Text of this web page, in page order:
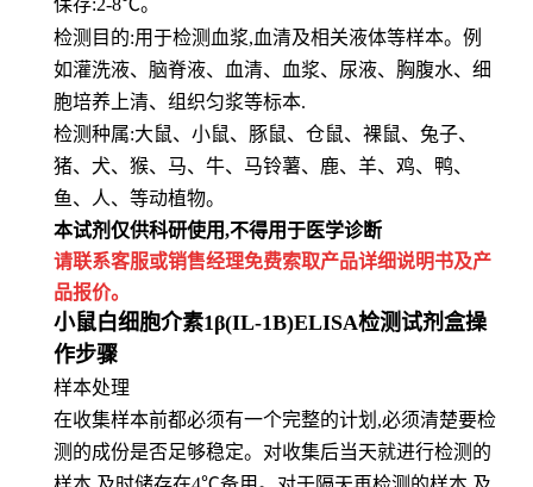
保存:2-8℃。
检测目的:用于检测血浆,血清及相关液体等样本。例
如灌洗液、脑脊液、血清、血浆、尿液、胸腹水、细
胞培养上清、组织匀浆等标本.
检测种属:大鼠、小鼠、豚鼠、仓鼠、裸鼠、兔子、
猪、犬、猴、马、牛、马铃薯、鹿、羊、鸡、鸭、
鱼、人、等动植物。
本试剂仅供科研使用,不得用于医学诊断
请联系客服或销售经理免费索取产品详细说明书及产
品报价。
小鼠白细胞介素1β(IL-1B)ELISA检测试剂盒操
作步骤
样本处理
在收集样本前都必须有一个完整的计划,必须清楚要检
测的成份是否足够稳定。对收集后当天就进行检测的